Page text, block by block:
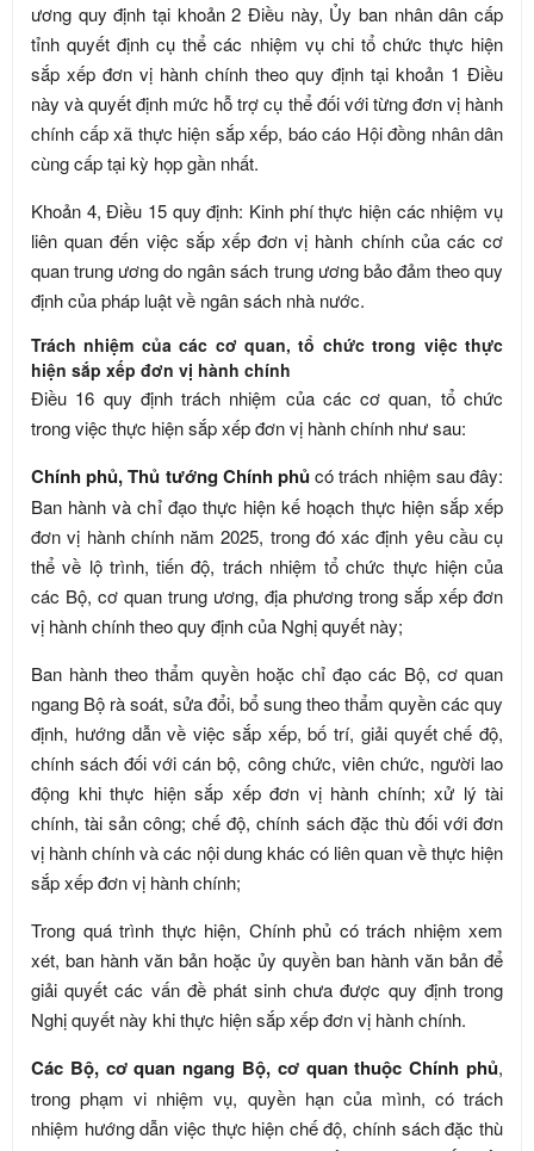
ương quy định tại khoản 2 Điều này, Ủy ban nhân dân cấp
tỉnh quyết định cụ thể các nhiệm vụ chi tổ chức thực hiện
sắp xếp đơn vị hành chính theo quy định tại khoản 1 Điều
này và quyết định mức hỗ trợ cụ thể đối với từng đơn vị hành
chính cấp xã thực hiện sắp xếp, báo cáo Hội đồng nhân dân
cùng cấp tại kỳ họp gần nhất.
Khoản 4, Điều 15 quy định: Kinh phí thực hiện các nhiệm vụ
liên quan đến việc sắp xếp đơn vị hành chính của các cơ
quan trung ương do ngân sách trung ương bảo đảm theo quy
định của pháp luật về ngân sách nhà nước.
Trách nhiệm của các cơ quan, tổ chức trong việc thực
hiện sắp xếp đơn vị hành chính
Điều 16 quy định trách nhiệm của các cơ quan, tổ chức
trong việc thực hiện sắp xếp đơn vị hành chính như sau:
Chính phủ, Thủ tướng Chính phủcó trách nhiệm sau đây:
Ban hành và chỉ đạo thực hiện kế hoạch thực hiện sắp xếp
đơn vị hành chính năm 2025, trong đó xác định yêu cầu cụ
thể về lộ trình, tiến độ, trách nhiệm tổ chức thực hiện của
các Bộ, cơ quan trung ương, địa phương trong sắp xếp đơn
vị hành chính theo quy định của Nghị quyết này;
Ban hành theo thẩm quyền hoặc chỉ đạo các Bộ, cơ quan
ngang Bộ rà soát, sửa đổi, bổ sung theo thẩm quyền các quy
định, hướng dẫn về việc sắp xếp, bố trí, giải quyết chế độ,
chính sách đối với cán bộ, công chức, viên chức, người lao
động khi thực hiện sắp xếp đơn vị hành chính; xử lý tài
chính, tài sản công; chế độ, chính sách đặc thù đối với đơn
vị hành chính và các nội dung khác có liên quan về thực hiện
sắp xếp đơn vị hành chính;
Trong quá trình thực hiện, Chính phủ có trách nhiệm xem
xét, ban hành văn bản hoặc ủy quyền ban hành văn bản để
giải quyết các vấn đề phát sinh chưa được quy định trong
Nghị quyết này khi thực hiện sắp xếp đơn vị hành chính.
Các Bộ, cơ quan ngang Bộ, cơ quan thuộc Chính phủ,
trong phạm vi nhiệm vụ, quyền hạn của mình, có trách
nhiệm hướng dẫn việc thực hiện chế độ, chính sách đặc thù